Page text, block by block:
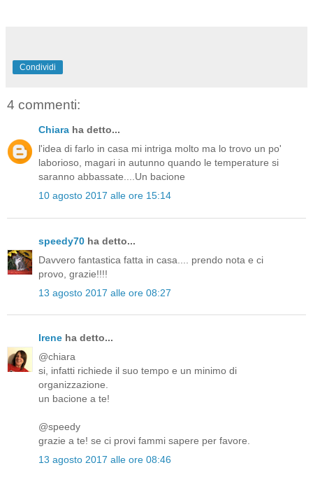
Condividi
4 commenti:
Chiara ha detto...
l'idea di farlo in casa mi intriga molto ma lo trovo un po'
laborioso, magari in autunno quando le temperature si
saranno abbassate....Un bacione
10 agosto 2017 alle ore 15:14
speedy70 ha detto...
Davvero fantastica fatta in casa.... prendo nota e ci
provo, grazie!!!!
13 agosto 2017 alle ore 08:27
Irene ha detto...
@chiara
si, infatti richiede il suo tempo e un minimo di
organizzazione.
un bacione a te!
@speedy
grazie a te! se ci provi fammi sapere per favore.
13 agosto 2017 alle ore 08:46